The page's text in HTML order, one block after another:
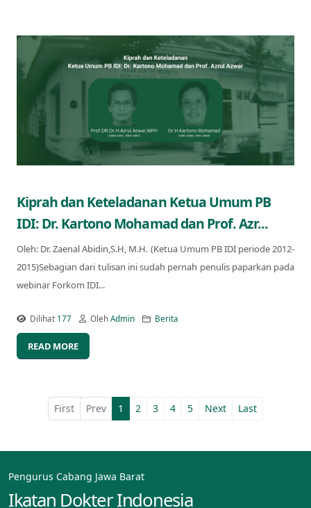
Kiprah dan Keteladanan Ketua Umum PB
IDI: Dr. Kartono Mohamad dan Prof. Azr...
Oleh: Dr. Zaenal Abidin,S.H, M.H. (Ketua Umum PB IDI periode 2012-
2015)Sebagian dari tulisan ini sudah pernah penulis paparkan pada
webinar Forkom IDI...
Dilihat 177 OlehAdmin Berita
READ MORE
First Prev 1 2 3 4 5 Next Last
Pengurus Cabang Jawa Barat
Ikatan Dokter Indonesia